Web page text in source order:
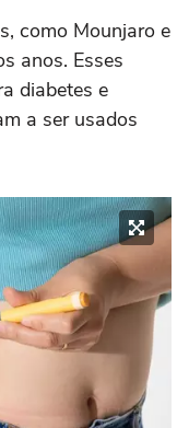
como Mounjaro e
anos. Esses
diabetes e
a ser usados